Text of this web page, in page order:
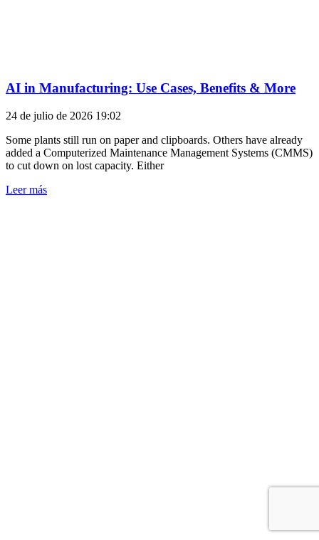
AI in Manufacturing: Use Cases, Benefits & More
24 de julio de 2026 19:02
Some plants still run on paper and clipboards. Others have already
added a Computerized Maintenance Management Systems (CMMS)
to cut down on lost capacity. Either
Leer más